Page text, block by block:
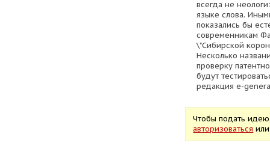
всегда не
языке слова.
показались бы
современникам
\"Сибирской
Несколько
проверку
будут
редакция e-
Чтобы подать
авторизоваться